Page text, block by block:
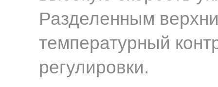
Разделенным
температурный
регулировки.